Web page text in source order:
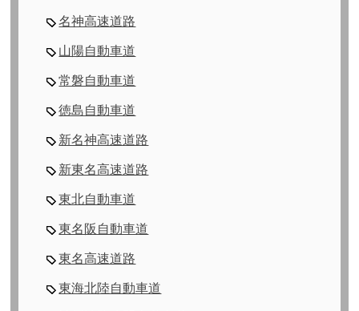
名神高速道路
山陽自動車道
常磐自動車道
徳島自動車道
新名神高速道路
新東名高速道路
東北自動車道
東名阪自動車道
東名高速道路
東海北陸自動車道